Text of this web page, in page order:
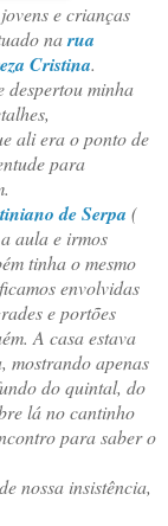
e crianças
narua
Cristina.
despertou minha
ali era o ponto de
para
de Serpa (
aula e irmos
tinha o mesmo
envolvidas
e portões
A casa estava
mostrando apenas
do quintal, do
lá no cantinho
para saber o
nossa insistência,